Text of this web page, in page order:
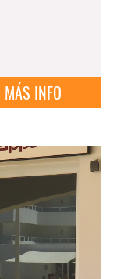
MÁS INFO